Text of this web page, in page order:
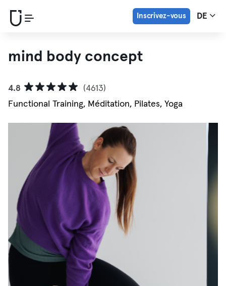
Inscrivez-vous DE
mind body concept
4.8
(4613)
Functional Training, Méditation, Pilates, Yoga